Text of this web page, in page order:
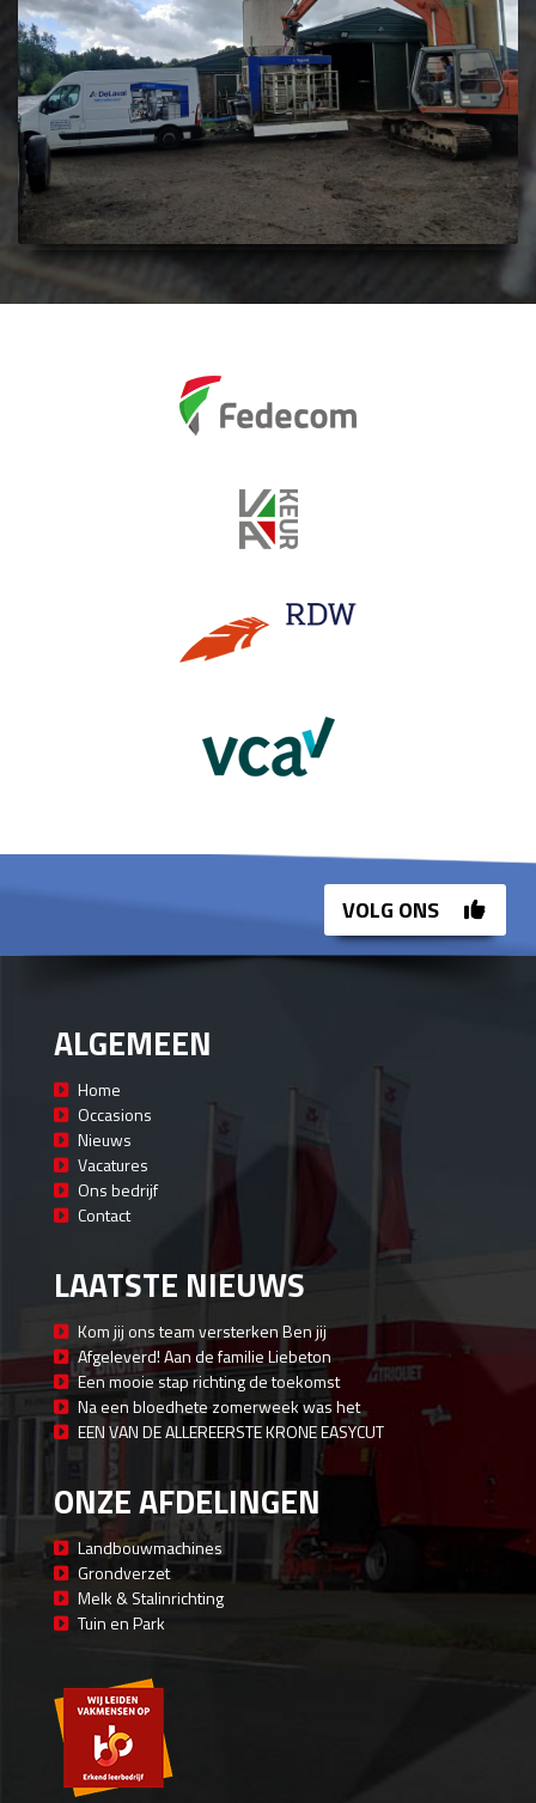
VOLG ONS
ALGEMEEN
Home
Occasions
Nieuws
Vacatures
Ons bedrijf
Contact
LAATSTE NIEUWS
Kom jij ons team versterken Ben jij
Afgeleverd! Aan de familie Liebeton
Een mooie stap richting de toekomst
Na een bloedhete zomerweek was het
EEN VAN DE ALLEREERSTE KRONE EASYCUT
ONZE AFDELINGEN
Landbouwmachines
Grondverzet
Melk & Stalinrichting
Tuin en Park